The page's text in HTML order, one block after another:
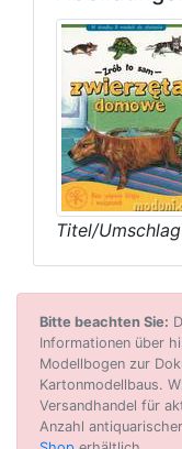
Titel/Umschlag
Bitte beachten Sie:
Informationen über
Modellbogen zur
Kartonmodellbaus.
Versandhandel für
Anzahl